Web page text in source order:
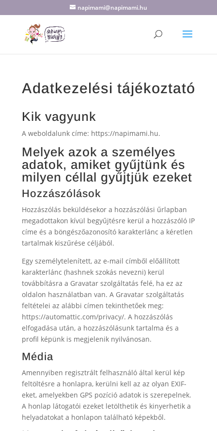
napimami@napimami.hu
Adatkezelési tájékoztató
Kik vagyunk
A weboldalunk címe: https://napimami.hu.
Melyek azok a személyes
adatok, amiket gyűjtünk és
milyen céllal gyűjtjük ezeket
Hozzászólások
Hozzászólás beküldésekor a hozzászólási űrlapban
megadottakon kívül begyűjtésre kerül a hozzászóló IP
címe és a böngészőazonosító karakterlánc a kéretlen
tartalmak kiszűrése céljából.
Egy személytelenített, az e-mail címből előállított
karakterlánc (hashnek szokás nevezni) kerül
továbbításra a Gravatar szolgáltatás felé, ha ez az
oldalon használatban van. A Gravatar szolgáltatás
feltételei az alábbi címen tekinthetőek meg:
https://automattic.com/privacy/. A hozzászólás
elfogadása után, a hozzászólásunk tartalma és a
profil képünk is megjelenik nyilvánosan.
Média
Amennyiben regisztrált felhasználó által kerül kép
feltöltésre a honlapra, kerülni kell az az olyan EXIF-
eket, amelyekben GPS pozíció adatok is szerepelnek.
A honlap látogatói ezeket letölthetik és kinyerhetik a
helyadatokat a honlapon található képekből.